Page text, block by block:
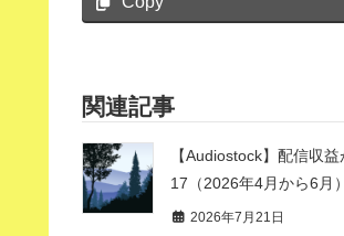
関連記事
【Audiostock】配信収益
17（2026年4月から6月）
2026年7月21日